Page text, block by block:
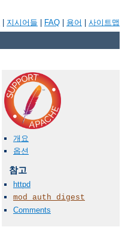
지시어들 FAQ 용어 사이트맵
개요
옵션
참고
httpd
mod_auth_digest
Comments